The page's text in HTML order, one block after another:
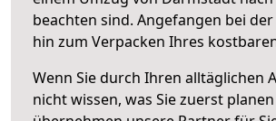
beachten sind. Angefangen bei
hin zum Verpacken Ihres
Wenn Sie durch Ihren alltäglichen
nicht wissen, was Sie zuerst